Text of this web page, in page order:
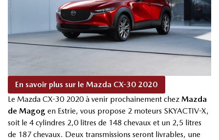
En savoir plus sur le Mazda CX-30 2020
Le Mazda CX-30 2020 à venir prochainement chez Mazda
de Magog en Estrie, vous propose 2 moteurs SKYACTIV-X,
soit le 4 cylindres 2,0 litres de 148 chevaux et un 2,5 litres
de 187 chevaux. Deux transmissions seront livrables, une